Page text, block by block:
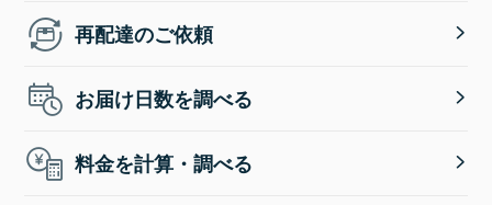
再配達のご依頼
お届け日数を調べる
料金を計算・調べる